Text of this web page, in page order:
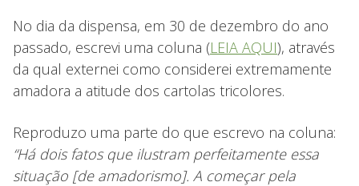
No dia da dispensa, em 30 de dezembro do ano
passado, escrevi uma coluna (LEIA AQUI), através
da qual externei como considerei extremamente
amadora a atitude dos cartolas tricolores.
Reproduzo uma parte do que escrevo na coluna:
“Há dois fatos que ilustram perfeitamente essa
situação [de amadorismo]. A começar pela